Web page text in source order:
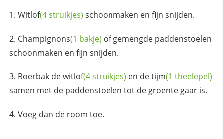
Witlof(4 struikjes) schoonmaken en fijn snijden.
Champignons(1 bakje) of gemengde paddenstoelen
schoonmaken en fijn snijden.
Roerbak dewitlof(4 struikjes) en detijm(1 theelepel)
samen met de paddenstoelen tot de groente gaar is.
Voeg dan de room toe.